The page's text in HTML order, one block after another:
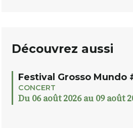
Découvrez aussi
Festival Grosso Mundo
CONCERT
Du 06 août 2026 au 09 août